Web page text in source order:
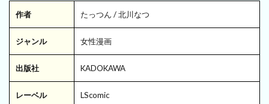
作者 たっつん / 北川なつ
ジャンル 女性漫画
出版社 KADOKAWA
レーベル LScomic